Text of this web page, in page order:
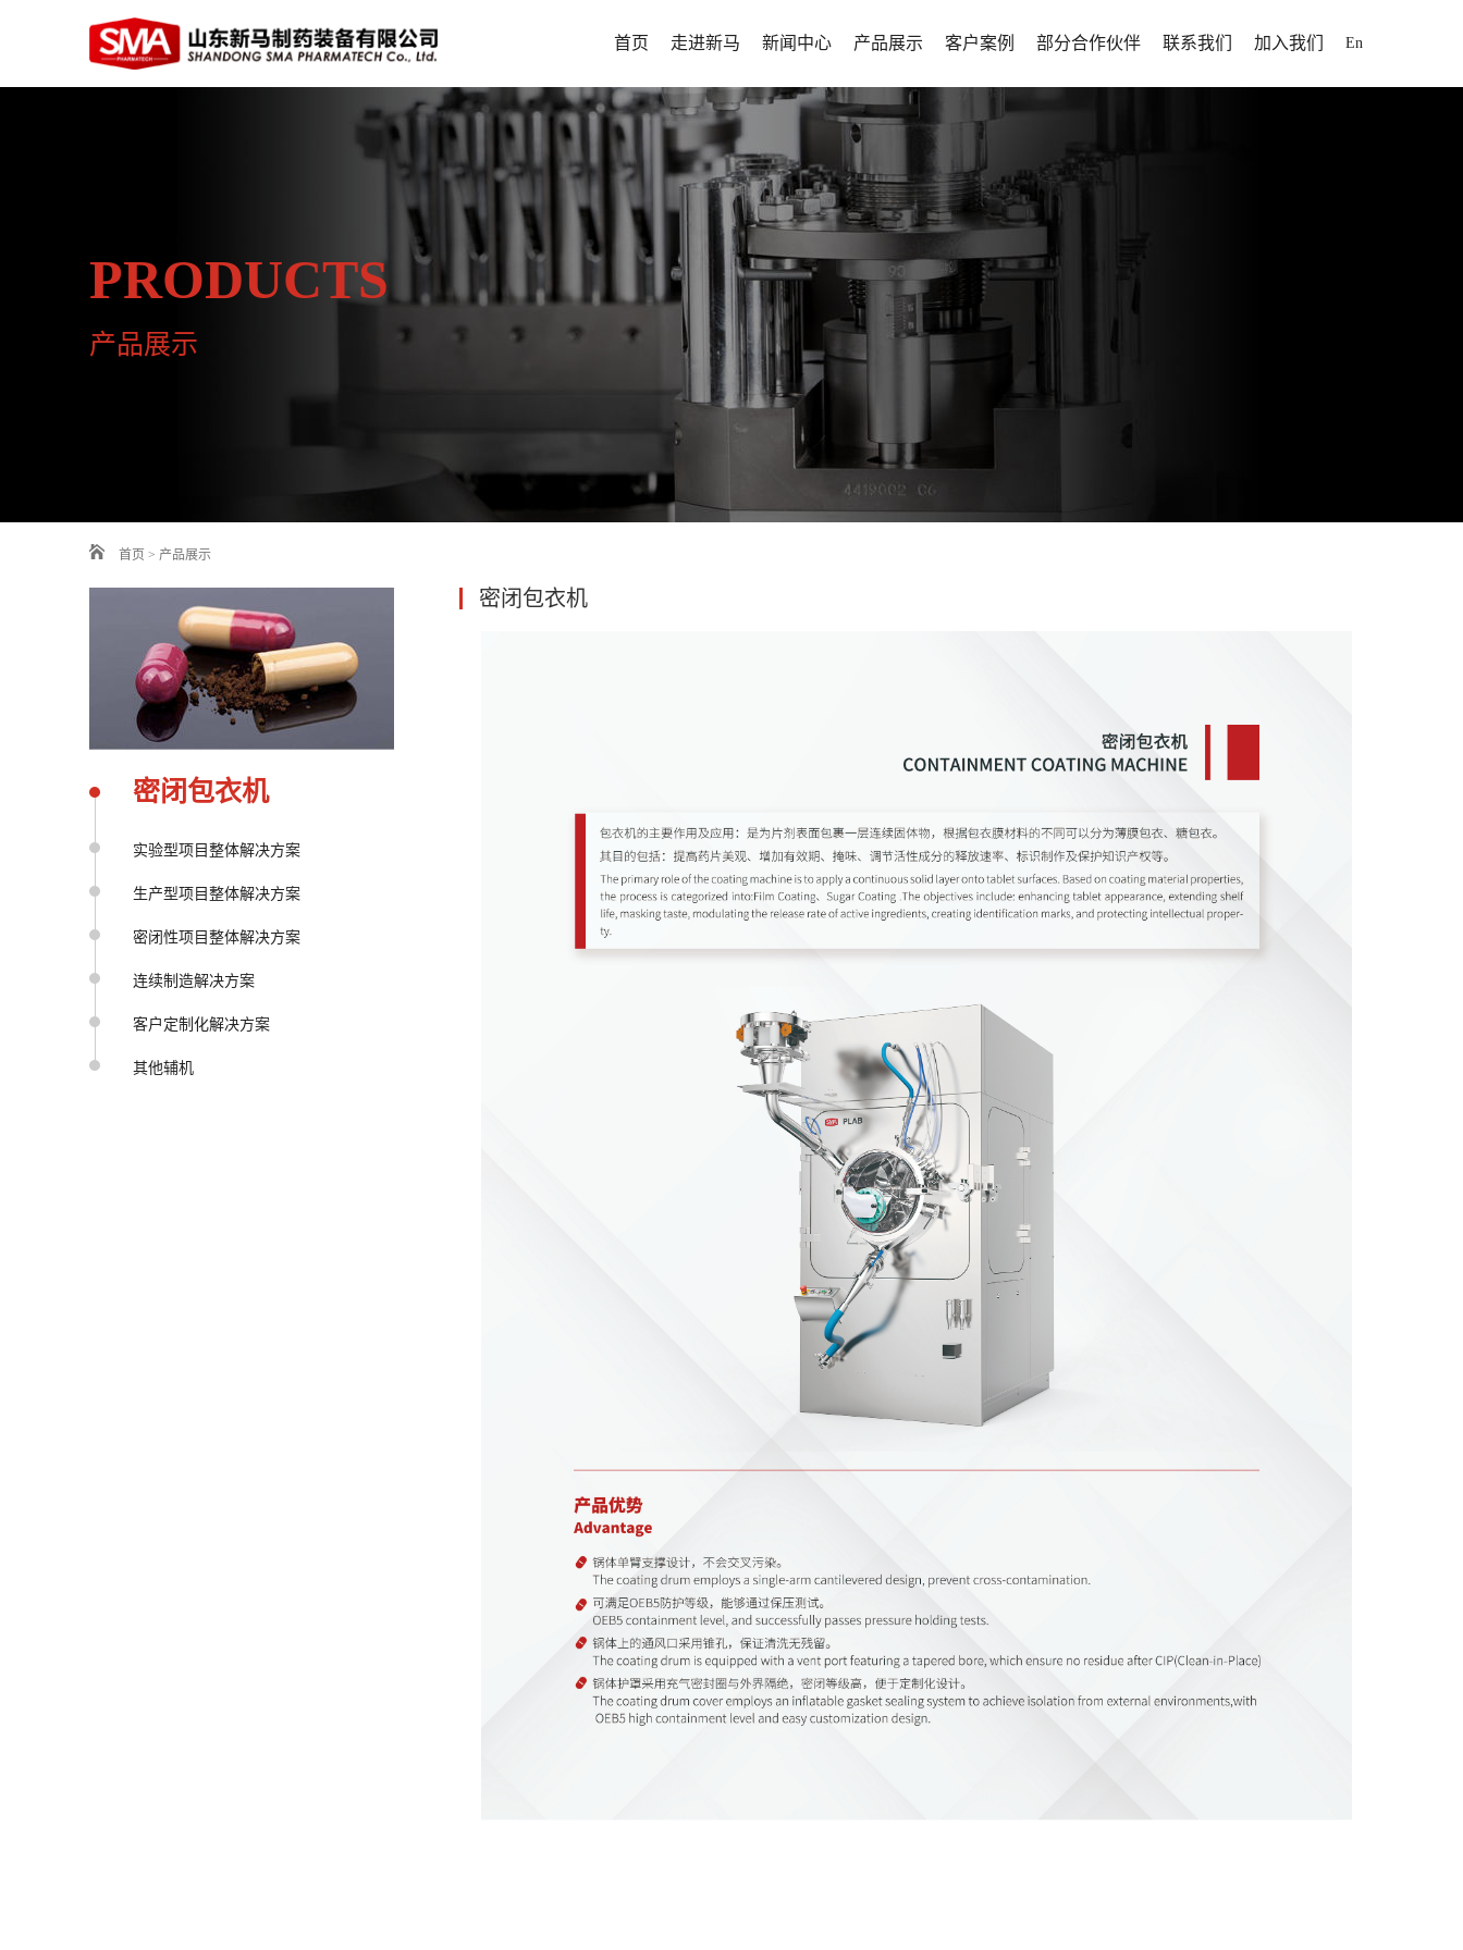
首页 走进新马
公司介绍
发展历程
企业文化
资质荣誉
新马风貌
宣传视频
山东新马制药装备有限公司坐落于山东省
淄博市高新技术开发区，公司成立于1995
年，其前身为意大利...
新闻中心
高质量、高可靠性、高性价比的固体制剂
设备，为用户打造智能化制药工厂提供更
及时到位的全方位服务。
产品展示
实验型项目整体解决方案
生产型项目整体解决方案
密闭性项目整体解决方案
连续制造解决方案
客户定制化解决方案
其他辅机
客户案例
客户案例
部分合作伙伴 联系我们 加入我们 En
PRODUCTS
产品展示
首页 > 产品展示
密闭包衣机
实验型项目整体解决方案
生产型项目整体解决方案
密闭性项目整体解决方案
连续制造解决方案
客户定制化解决方案
其他辅机
密闭包衣机